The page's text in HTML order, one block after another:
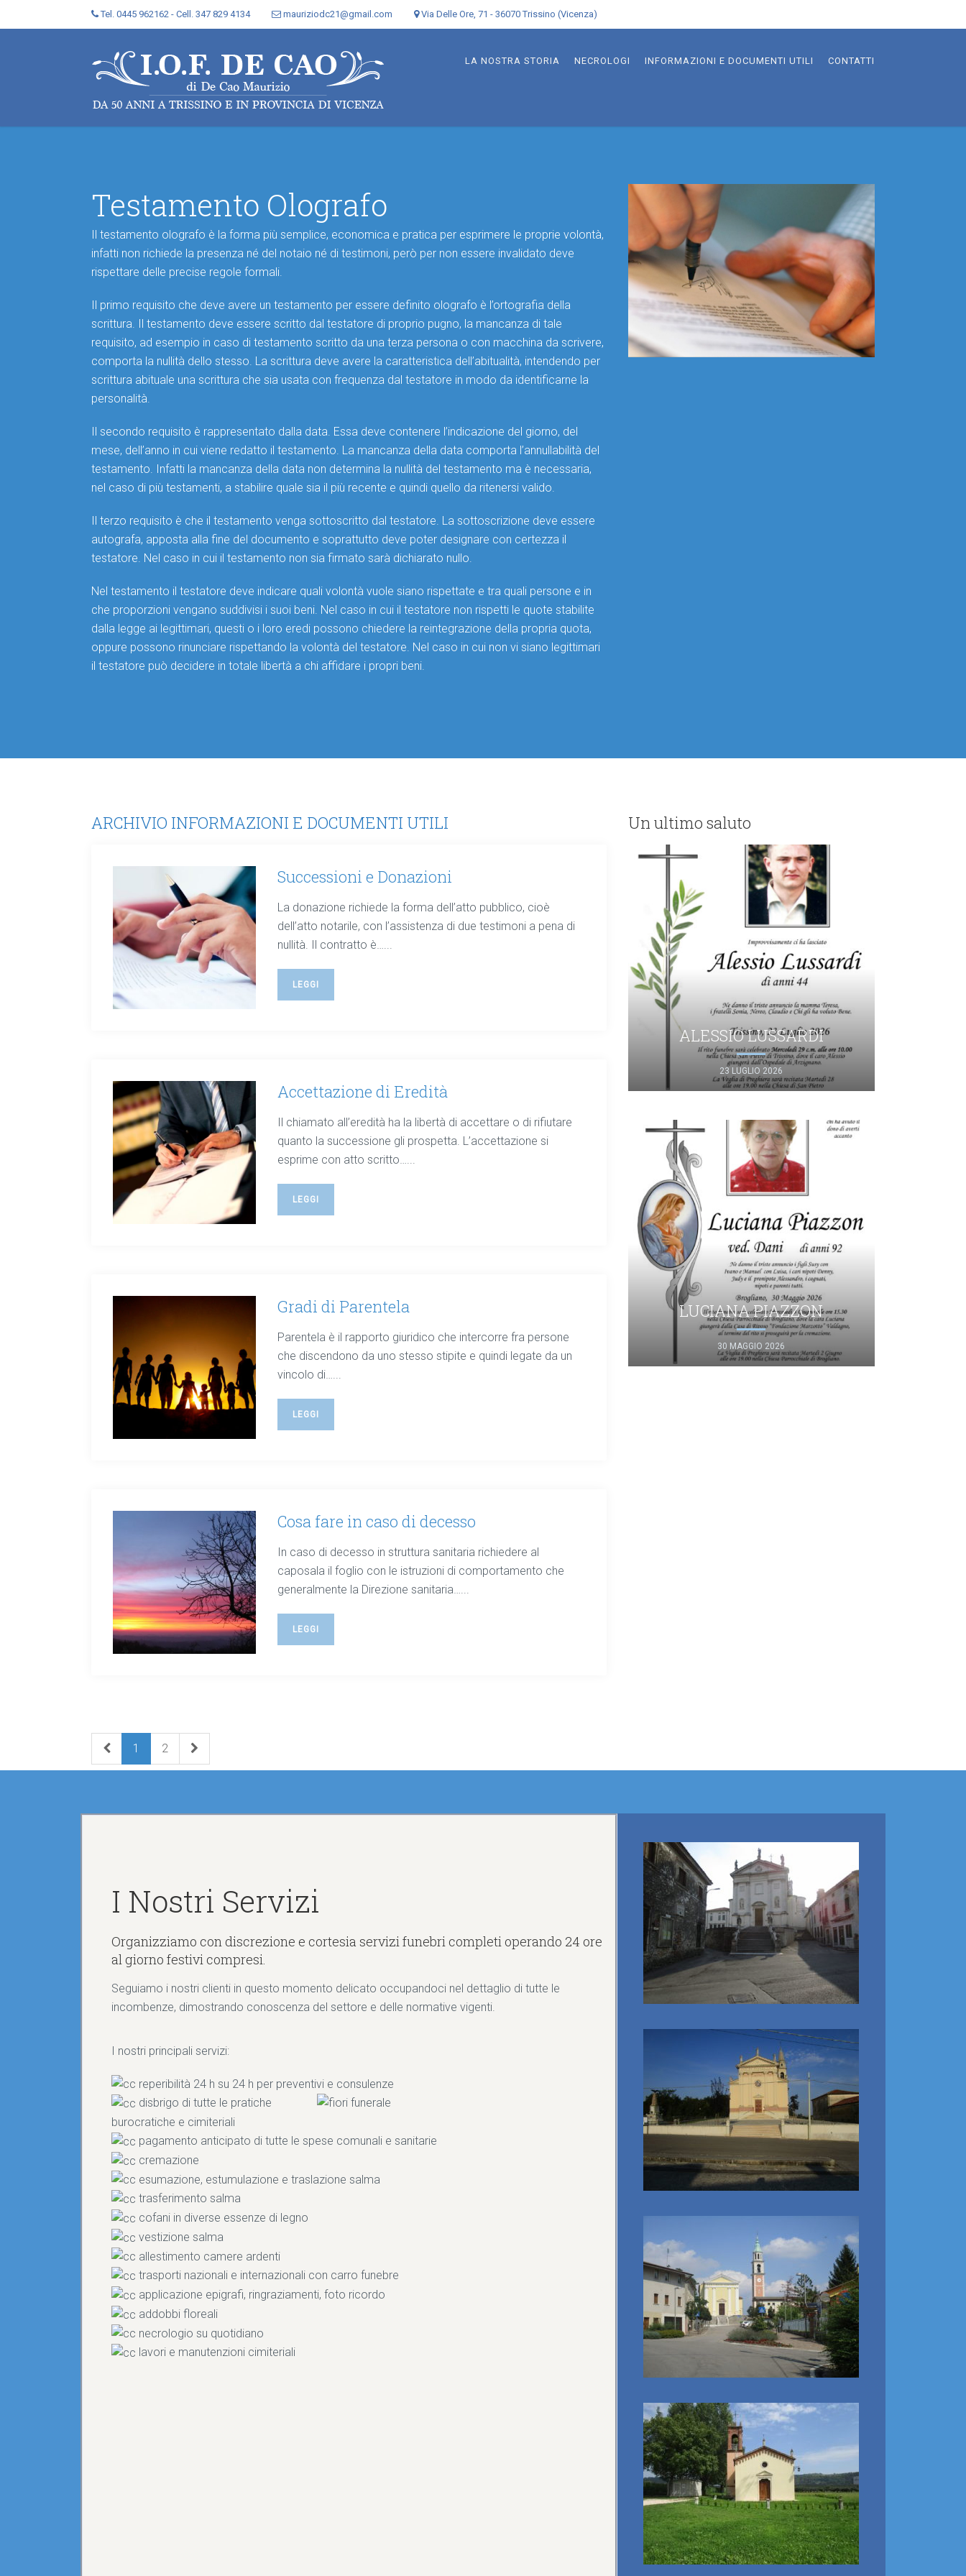
Tel. 0445 962162 - Cell. 347 829 4134 mauriziodc21@gmail.com Via Delle Ore, 71 - 36070 Trissino (Vicenza)
LA NOSTRA STORIA NECROLOGI INFORMAZIONI E DOCUMENTI UTILI CONTATTI
Testamento Olografo
Il testamento olografo è la forma più semplice, economica e pratica per esprimere le proprie volontà,
infatti non richiede la presenza né del notaio né di testimoni, però per non essere invalidato deve
rispettare delle precise regole formali.
Il primo requisito che deve avere un testamento per essere definito olografo è l’ortografia della
scrittura. Il testamento deve essere scritto dal testatore di proprio pugno, la mancanza di tale
requisito, ad esempio in caso di testamento scritto da una terza persona o con macchina da scrivere,
comporta la nullità dello stesso. La scrittura deve avere la caratteristica dell’abitualità, intendendo per
scrittura abituale una scrittura che sia usata con frequenza dal testatore in modo da identificarne la
personalità.
Il secondo requisito è rappresentato dalla data. Essa deve contenere l’indicazione del giorno, del
mese, dell’anno in cui viene redatto il testamento. La mancanza della data comporta l’annullabilità del
testamento. Infatti la mancanza della data non determina la nullità del testamento ma è necessaria,
nel caso di più testamenti, a stabilire quale sia il più recente e quindi quello da ritenersi valido.
Il terzo requisito è che il testamento venga sottoscritto dal testatore. La sottoscrizione deve essere
autografa, apposta alla fine del documento e soprattutto deve poter designare con certezza il
testatore. Nel caso in cui il testamento non sia firmato sarà dichiarato nullo.
Nel testamento il testatore deve indicare quali volontà vuole siano rispettate e tra quali persone e in
che proporzioni vengano suddivisi i suoi beni. Nel caso in cui il testatore non rispetti le quote stabilite
dalla legge ai legittimari, questi o i loro eredi possono chiedere la reintegrazione della propria quota,
oppure possono rinunciare rispettando la volontà del testatore. Nel caso in cui non vi siano legittimari
il testatore può decidere in totale libertà a chi affidare i propri beni.
ARCHIVIO INFORMAZIONI E DOCUMENTI UTILI
Successioni e Donazioni
La donazione richiede la forma dell’atto pubblico, cioè
dell’atto notarile, con l’assistenza di due testimoni a pena di
nullità. Il contratto è…...
LEGGI
Accettazione di Eredità
Il chiamato all’eredità ha la libertà di accettare o di rifiutare
quanto la successione gli prospetta. L’accettazione si
esprime con atto scritto…...
LEGGI
Gradi di Parentela
Parentela è il rapporto giuridico che intercorre fra persone
che discendono da uno stesso stipite e quindi legate da un
vincolo di…...
LEGGI
Cosa fare in caso di decesso
In caso di decesso in struttura sanitaria richiedere al
caposala il foglio con le istruzioni di comportamento che
generalmente la Direzione sanitaria…...
LEGGI
1 2
Un ultimo saluto
ALESSIO LUSSARDI
23 LUGLIO 2026
LUCIANA PIAZZON
30 MAGGIO 2026
I Nostri Servizi
Organizziamo con discrezione e cortesia servizi funebri completi operando 24 ore
al giorno festivi compresi.
Seguiamo i nostri clienti in questo momento delicato occupandoci nel dettaglio di tutte le
incombenze, dimostrando conoscenza del settore e delle normative vigenti.
I nostri principali servizi:
reperibilità 24 h su 24 h per preventivi e consulenze
disbrigo di tutte le pratiche
burocratiche e cimiteriali
pagamento anticipato di tutte le spese comunali e sanitarie
cremazione
esumazione, estumulazione e traslazione salma
trasferimento salma
cofani in diverse essenze di legno
vestizione salma
allestimento camere ardenti
trasporti nazionali e internazionali con carro funebre
applicazione epigrafi, ringraziamenti, foto ricordo
addobbi floreali
necrologio su quotidiano
lavori e manutenzioni cimiteriali